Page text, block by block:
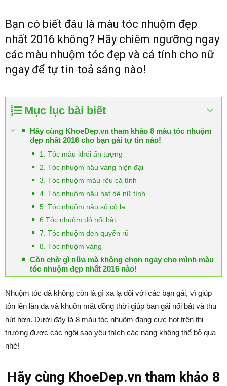
Bạn có biết đâu là màu tóc nhuộm đẹp
nhất 2016 không? Hãy chiêm ngưỡng ngay
các màu nhuộm tóc đẹp và cá tính cho nữ
ngay để tự tin toả sáng nào!
Mục lục bài biết
Hãy cùng KhoeDep.vn tham khảo 8 màu tóc nhuộm
đẹp nhất 2016 cho bạn gái tự tin nào!
1. Tóc màu khói ấn tượng
2. Tóc nhuộm nâu vàng hiện đại
3. Tóc nhuộm màu rêu cá tính
4. Tóc nhuộm nâu hạt dẻ nữ tính
5. Tóc nhuộm nâu sô cô la
6.Tóc nhuộm đỏ nổi bật
7. Tóc nhuộm đen quyến rũ
8. Tóc nhuộm vàng
Còn chờ gì nữa mà không chọn ngay cho mình màu
tóc nhuộm đẹp nhất 2016 nào!
Nhuộm tóc đã không còn là gì xa lạ đối với các bạn gái, vì giúp
tôn lên làn da và khuôn mặt đồng thời giúp bạn gái nổi bật và thu
hút hơn. Dưới đây là 8 màu tóc nhuộm đang cực hot trên thị
trường được các ngôi sao yêu thích các nàng không thể bỏ qua
nhé!
Hãy cùng KhoeDep.vn tham khảo 8